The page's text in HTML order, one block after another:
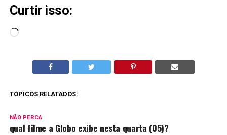
Curtir isso:
Carregando...
TÓPICOS RELATADOS:
NÃO PERCA
qual filme a Globo exibe nesta quarta (05)?